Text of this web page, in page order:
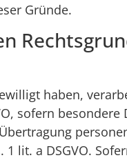
Gründe.
haben,
sofern
lit. a DSGVO.